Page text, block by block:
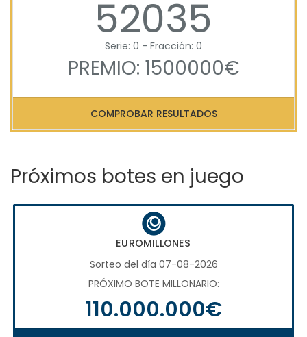
52035
Serie: 0 - Fracción: 0
PREMIO: 1500000€
COMPROBAR RESULTADOS
Próximos botes en juego
EUROMILLONES
Sorteo del día 07-08-2026
PRÓXIMO BOTE MILLONARIO:
110.000.000€